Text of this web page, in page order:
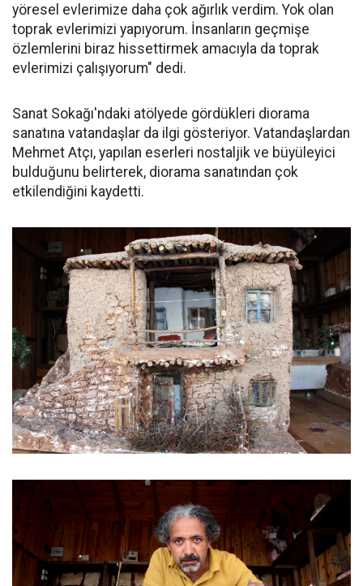
yöresel evlerimize daha çok ağırlık verdim. Yok olan
toprak evlerimizi yapıyorum. İnsanların geçmişe
özlemlerini biraz hissettirmek amacıyla da toprak
evlerimizi çalışıyorum" dedi.
Sanat Sokağı'ndaki atölyede gördükleri diorama
sanatına vatandaşlar da ilgi gösteriyor. Vatandaşlardan
Mehmet Atçı, yapılan eserleri nostaljik ve büyüleyici
bulduğunu belirterek, diorama sanatından çok
etkilendiğini kaydetti.